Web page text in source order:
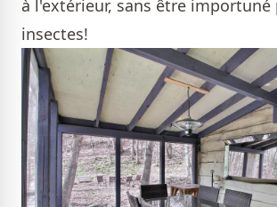
à l'extérieur, sans être importuné
insectes!